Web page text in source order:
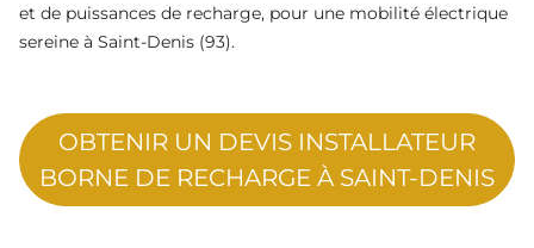
et de puissances de recharge, pour une mobilité électrique
sereine à Saint-Denis (93).
OBTENIR UN DEVIS INSTALLATEUR
BORNE DE RECHARGE À SAINT-DENIS